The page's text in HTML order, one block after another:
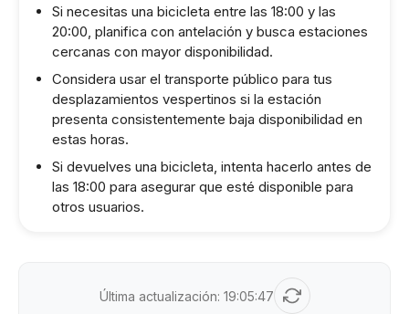
Si necesitas una bicicleta entre las 18:00 y las
20:00, planifica con antelación y busca estaciones
cercanas con mayor disponibilidad.
Considera usar el transporte público para tus
desplazamientos vespertinos si la estación
presenta consistentemente baja disponibilidad en
estas horas.
Si devuelves una bicicleta, intenta hacerlo antes de
las 18:00 para asegurar que esté disponible para
otros usuarios.
Última actualización: 19:05:47